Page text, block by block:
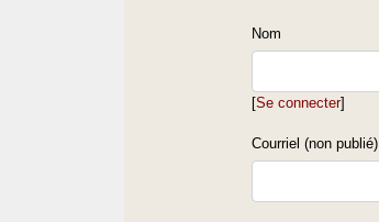
Nom
[Se connecter]
Courriel (non publié)